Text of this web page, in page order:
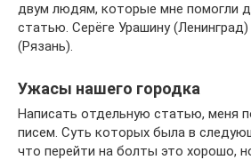
двум людям, которые мне помогли
статью. Серёге Урашину
(Рязань).
Ужасы нашего городка
Написать отдельную статью, меня
писем. Суть которых была в
что перейти на болты это хорошо,